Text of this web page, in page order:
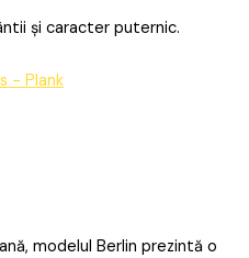
și caracter puternic.
- Plank
modelul Berlin prezintă o